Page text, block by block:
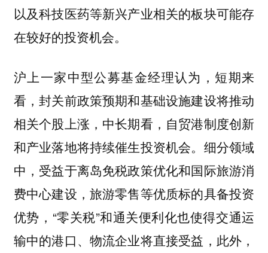
以及科技医药等新兴产业相关的板块可能存
在较好的投资机会。
沪上一家中型公募基金经理认为，短期来
看，封关前政策预期和基础设施建设将推动
相关个股上涨，中长期看，自贸港制度创新
和产业落地将持续催生投资机会。细分领域
中，受益于离岛免税政策优化和国际旅游消
费中心建设，旅游零售等优质标的具备投资
优势，“零关税”和通关便利化也使得交通运
输中的港口、物流企业将直接受益，此外，